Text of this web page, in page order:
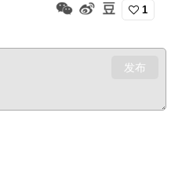
1
发布